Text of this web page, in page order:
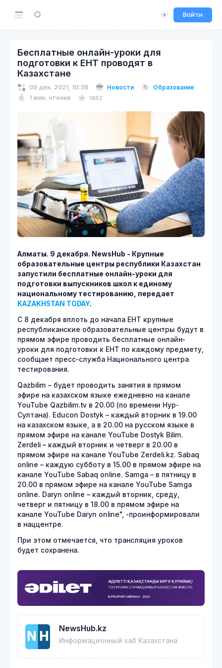
Войти
Бесплатные онлайн-уроки для
подготовки к ЕНТ проводят в
Казахстане
09 дек. 2021, 10:38 Новости
Образование
1 мин. чтения
1652
Алматы. 9 декабря. NewsHub - Крупные
образовательные центры республики Казахстан
запустили бесплатные онлайн-уроки для
подготовки выпускников школ к единому
национальному тестированию, передает
KAZAKHSTAN TODAY.
С 8 декабря вплоть до начала ЕНТ крупные
республиканские образовательные центры будут в
прямом эфире проводить бесплатные онлайн-
уроки для подготовки к ЕНТ по каждому предмету,
сообщает пресс-служба Национального центра
тестирования.
Qazbilim – будет проводить занятия в прямом
эфире на казахском языке ежедневно на канале
YouTube Qazbilim.tv в 20.00 (по времени Нур-
Султана). Educon Dostyk – каждый вторник в 19.00
на казахском языке, а в 20.00 на русском языке в
прямом эфире на канале YouTube Dostyk Bilim.
Zerdeli – каждый вторник и четверг в 20.00 в
прямом эфире на канале YouTube Zerdeli.kz. Sabaq
online – каждую субботу в 15.00 в прямом эфире на
канале YouTube Sabaq online. Samga – в пятницу в
20.00 в прямом эфире на канале YouTube Samga
online. Daryn online – каждый вторник, среду,
четверг и пятницу в 18.00 в прямом эфире на
канале YouTube Daryn online", -проинформировали
в наццентре.
При этом отмечается, что трансляция уроков
будет сохранена.
NewsHub.kz
Информационный хаб Казахстана